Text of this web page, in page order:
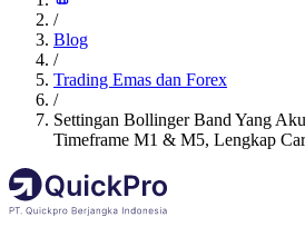
/
Blog
/
Trading Emas dan Forex
/
Settingan Bollinger Band Yang
Timeframe M1 & M5, Lengkap